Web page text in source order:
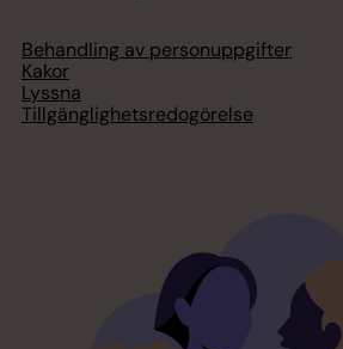
Behandling av personuppgifter
Kakor
Lyssna
Tillgänglighetsredogörelse